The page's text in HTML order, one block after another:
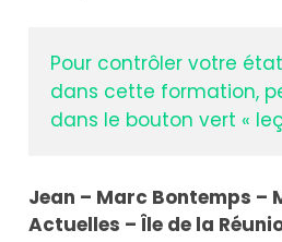
Pour contrôler votre
dans cette formation,
dans le bouton vert «
Jean – Marc Bontemps –
Actuelles – Île de la